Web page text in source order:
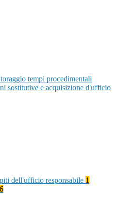
tempi procedimentali
sostitutive e acquisizione d'ufficio
dell'ufficio responsabile 1